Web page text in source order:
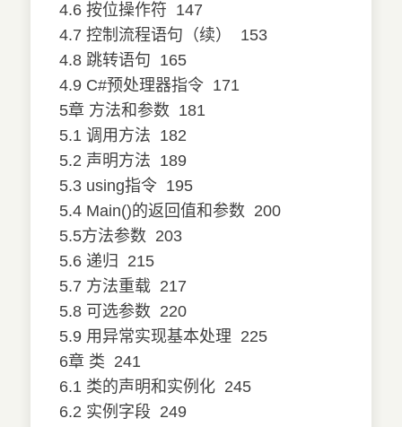
4.6 按位操作符 147
4.7 控制流程语句（续）
153
4.8 跳转语句 165
4.9 C#预处理器指令 171
5章 方法和参数 181
5.1 调用方法 182
5.2 声明方法 189
5.3 using指令 195
5.4 Main()的返回值和参数 200
5.5方法参数 203
5.6 递归
215
5.7 方法重载 217
5.8 可选参数 220
5.9 用异常实现基本处理 225
6章 类 241
6.1 类的声明和实例化 245
6.2 实例字段 249